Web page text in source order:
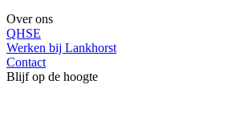
Over ons
QHSE
Werken bij Lankhorst
Contact
Blijf op de hoogte